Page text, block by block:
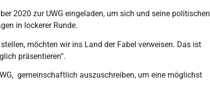
2020 zur UWG eingeladen, um sich und seine politischen
in lockerer Runde.
möchten wir ins Land der Fabel verweisen. Das ist
präsentieren“.
gemeinschaftlich auszuschreiben, um eine möglichst